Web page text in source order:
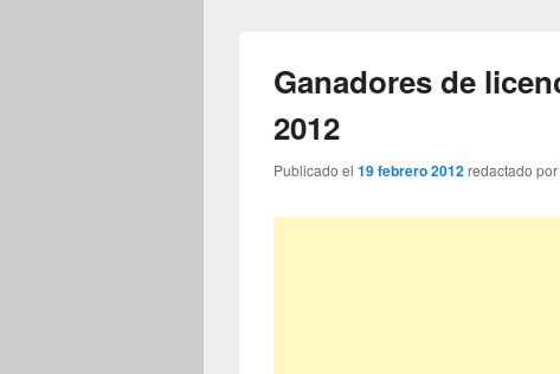
Ganadores de
2012
Publicado el19 febrero 2012redactado